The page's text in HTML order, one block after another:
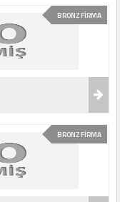
BRONZ FİRMA
BRONZ FİRMA